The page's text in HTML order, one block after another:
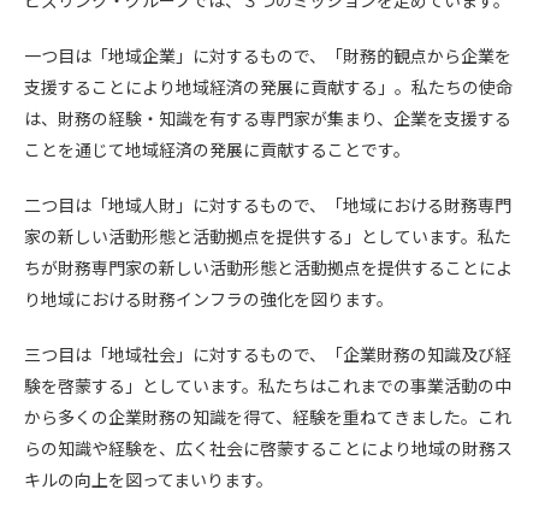
一つ目は「地域企業」に対するもので、「財務的観点から企業を
支援することにより地域経済の発展に貢献する」。私たちの使命
は、財務の経験・知識を有する専門家が集まり、企業を支援する
ことを通じて地域経済の発展に貢献することです。
二つ目は「地域人財」に対するもので、「地域における財務専門
家の新しい活動形態と活動拠点を提供する」としています。私た
ちが財務専門家の新しい活動形態と活動拠点を提供することによ
り地域における財務インフラの強化を図ります。
三つ目は「地域社会」に対するもので、「企業財務の知識及び経
験を啓蒙する」としています。私たちはこれまでの事業活動の中
から多くの企業財務の知識を得て、経験を重ねてきました。これ
らの知識や経験を、広く社会に啓蒙することにより地域の財務ス
キルの向上を図ってまいります。